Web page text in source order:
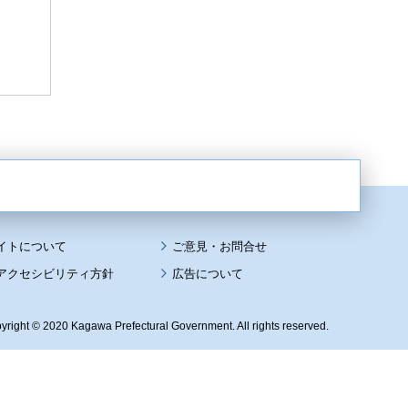
トについて
クセシビリティ方針 広告について
© 2020 Kagawa Prefectural Government. All rights reserved.